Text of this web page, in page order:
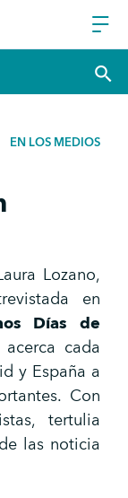
search
EN LOS MEDIOS
Lozano,
en
Días de
acerca cada
y España a
Con
tertulia
las noticia